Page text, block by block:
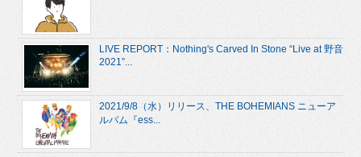
LIVE REPORT：Nothing's Carved In Stone “Live at 野音
2021”...
2021/9/8（水）リリース、THE BOHEMIANS ニューア
ルバム『ess...